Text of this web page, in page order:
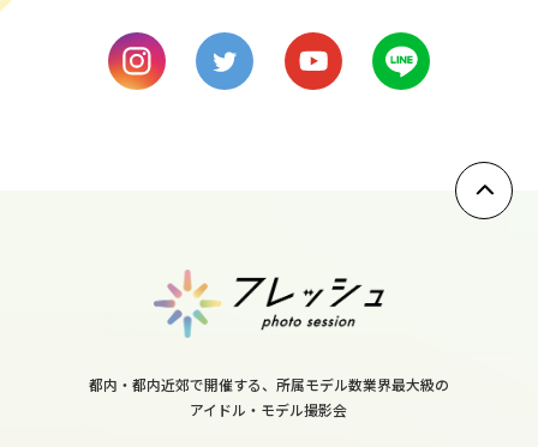
9
13
都内・都内近郊で開催する、所属モデル数業界最大級の
アイドル・モデル撮影会